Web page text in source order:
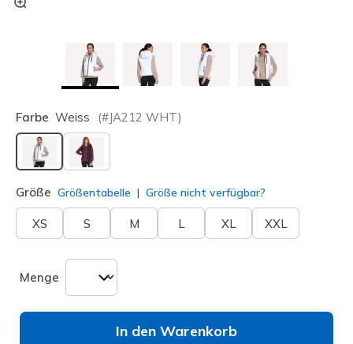
Farbe Weiss (#JA212 WHT)
ausgewählt
Größe Größentabelle Größe nicht verfügbar?
XS S M L XL XXL
Menge
In den Warenkorb